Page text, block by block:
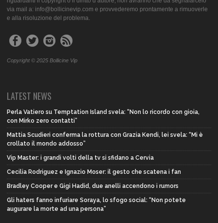
via mail a: info@bollicinevip.com e provvederemo prontamente a rimuoverle
e alla risoluzione del problema.
Copyright © 2025 Bollicine Vip
LATEST NEWS
Perla Vatiero su Temptation Island svela: “Non lo ricordo con gioia,
con Mirko zero contatti”
Mattia Scudieri conferma la rottura con Grazia Kendi, lei svela: “Mi è
crollato il mondo addosso”
Vip Master: i grandi volti della tv si sfidano a Cervia
Cecilia Rodriguez e Ignazio Moser: il gesto che scatena i fan
Bradley Cooper e Gigi Hadid, due anelli accendono i rumors
Gli haters fanno infuriare Soraya, lo sfogo social: “Non potete
augurare la morte ad una persona”